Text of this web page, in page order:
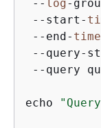
-- log-
--start-
--end- time
--query-
--query
echo